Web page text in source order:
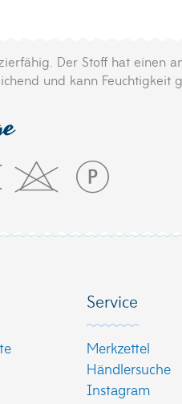
Der Stoff hat einen
und kann Feuchtigkeit
Service
Merkzettel
Händlersuche
Instagram